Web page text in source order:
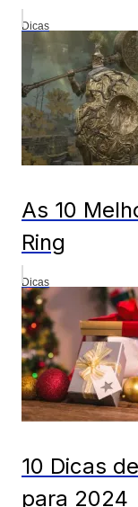
Dicas
As 10
Ring
Dicas
10 Dicas
para 2024